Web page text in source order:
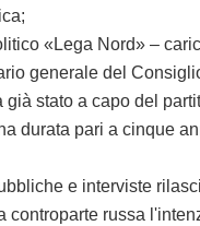
Nord» –
generale del
stato a capo del
pari a cinque
e interviste
russa